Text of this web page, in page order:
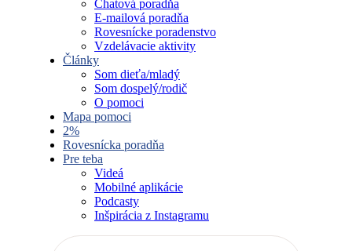
Chatová poradňa
E-mailová poradňa
Rovesnícke poradenstvo
Vzdelávacie aktivity
Články
Som dieťa/mladý
Som dospelý/rodič
O pomoci
Mapa pomoci
2%
Rovesnícka poradňa
Pre teba
Videá
Mobilné aplikácie
Podcasty
Inšpirácia z Instagramu